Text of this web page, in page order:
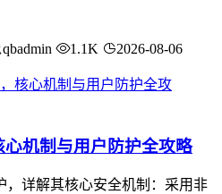
qbadmin 1.1K 2026-08-06
机制与用户防护全攻略
，详解其核心安全机制：采用非